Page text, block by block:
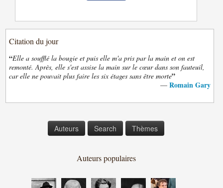
Citation du jour
“Elle a soufflé la bougie et puis elle m'a pris par la main et on est
remonté. Après, elle s'est assise la main sur le cœur dans son fauteuil,
car elle ne pouvait plus faire les six étages sans être morte”
— Romain Gary
Auteurs Search Thèmes
Auteurs populaires